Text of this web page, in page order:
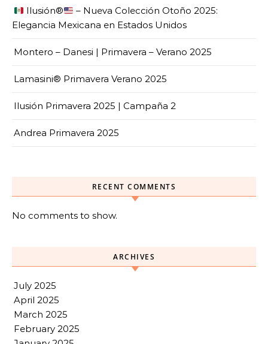
Ilusión®️
– Nueva Colección Otoño 2025:
Elegancia Mexicana en Estados Unidos
Montero – Danesi | Primavera – Verano 2025
Lamasini® Primavera Verano 2025
Ilusión Primavera 2025 | Campaña 2
Andrea Primavera 2025
RECENT COMMENTS
No comments to show.
ARCHIVES
July 2025
April 2025
March 2025
February 2025